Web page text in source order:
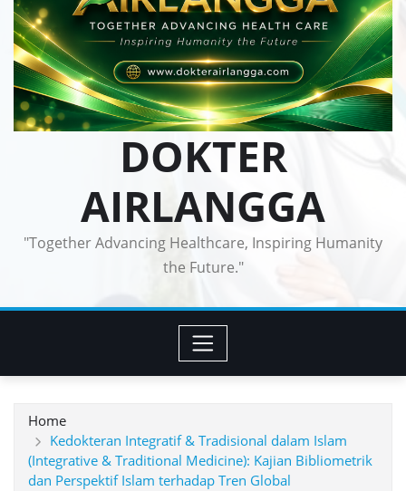
DOKTER
AIRLANGGA
"Together Advancing Healthcare, Inspiring Humanity
the Future."
Home
Kedokteran Integratif & Tradisional dalam Islam
(Integrative & Traditional Medicine): Kajian Bibliometrik
dan Perspektif Islam terhadap Tren Global